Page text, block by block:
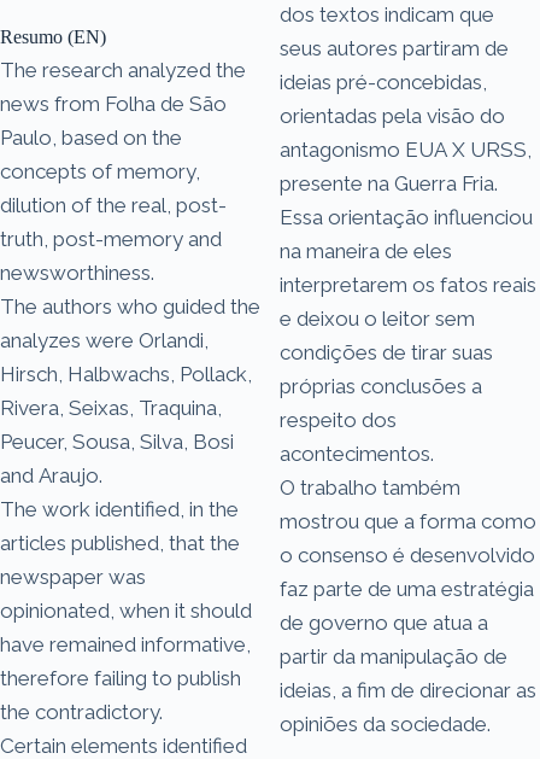
Resumo (EN)
The research analyzed the
news from Folha de São
Paulo, based on the
concepts of memory,
dilution of the real, post-
truth, post-memory and
newsworthiness.
The authors who guided the
analyzes were Orlandi,
Hirsch, Halbwachs, Pollack,
Rivera, Seixas, Traquina,
Peucer, Sousa, Silva, Bosi
and Araujo.
The work identified, in the
articles published, that the
newspaper was
opinionated, when it should
have remained informative,
therefore failing to publish
the contradictory.
Certain elements identified
dos textos indicam que
seus autores partiram de
ideias pré-concebidas,
orientadas pela visão do
antagonismo EUA X URSS,
presente na Guerra Fria.
Essa orientação influenciou
na maneira de eles
interpretarem os fatos reais
e deixou o leitor sem
condições de tirar suas
próprias conclusões a
respeito dos
acontecimentos.
O trabalho também
mostrou que a forma como
o consenso é desenvolvido
faz parte de uma estratégia
de governo que atua a
partir da manipulação de
ideias, a fim de direcionar as
opiniões da sociedade.